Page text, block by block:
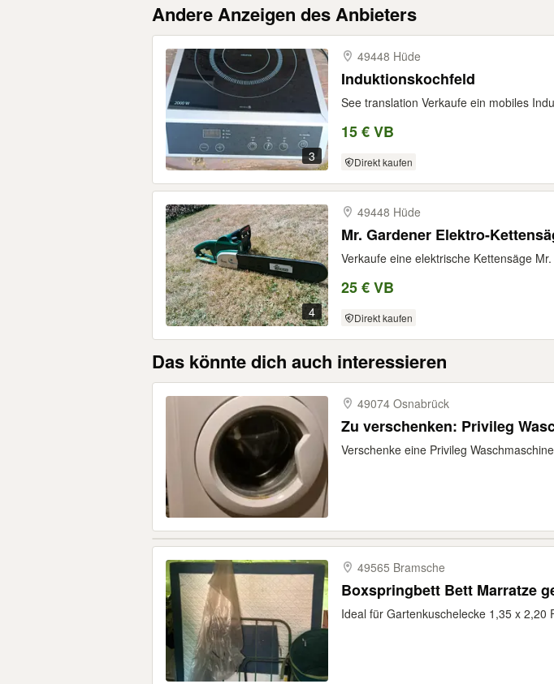
Andere Anzeigen des Anbieters
3
49448 Hüde
Induktionskochfeld
See translation Verkaufe ein mobiles
15 € VB
Direkt kaufen
4
49448 Hüde
Mr. Gardener Elektro-
Verkaufe eine elektrische Kettensäge
25 € VB
Direkt kaufen
Das könnte dich auch interessieren
49074 Osnabrück
Zu verschenken: Privileg
Verschenke eine Privileg
49565 Bramsche
Boxspringbett Bett Marratze
Ideal für Gartenkuschelecke 1,35 x